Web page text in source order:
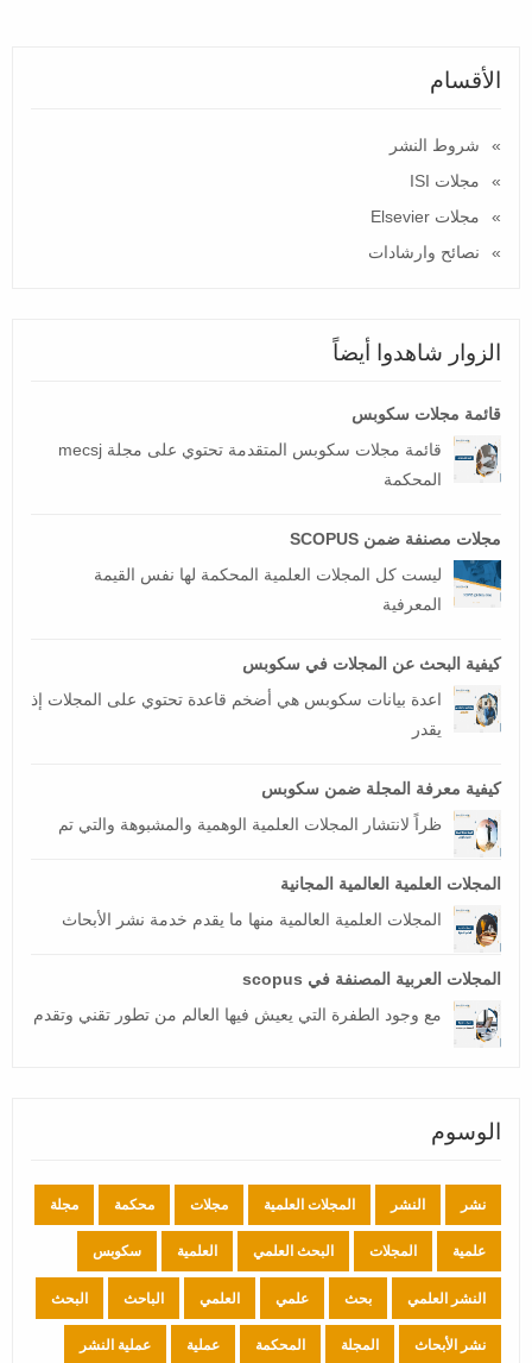
الأقسام
شروط النشر
مجلات ISI
مجلات Elsevier
نصائح وارشادات
الزوار شاهدوا أيضاً
قائمة مجلات سكوبس
قائمة مجلات سكوبس المتقدمة تحتوي على مجلة mecsj
المحكمة
مجلات مصنفة ضمن SCOPUS
ليست كل المجلات العلمية المحكمة لها نفس القيمة
المعرفية
كيفية البحث عن المجلات في سكوبس
اعدة بيانات سكوبس هي أضخم قاعدة تحتوي على المجلات إذ
يقدر
كيفية معرفة المجلة ضمن سكوبس
ظراً لانتشار المجلات العلمية الوهمية والمشبوهة والتي تم
المجلات العلمية العالمية المجانية
المجلات العلمية العالمية منها ما يقدم خدمة نشر الأبحاث
المجلات العربية المصنفة في scopus
مع وجود الطفرة التي يعيش فيها العالم من تطور تقني وتقدم
الوسوم
نشر النشر المجلات العلمية مجلات محكمة مجلة
علمية المجلات البحث العلمي العلمية سكوبس
النشر العلمي بحث علمي العلمي الباحث البحث
نشر الأبحاث المجلة المحكمة عملية عملية النشر